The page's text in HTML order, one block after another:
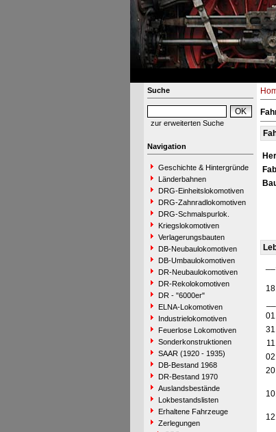
Suche
zur erweiterten Suche
Navigation
Geschichte & Hintergründe
Länderbahnen
DRG-Einheitslokomotiven
DRG-Zahnradlokomotiven
DRG-Schmalspurlok.
Kriegslokomotiven
Verlagerungsbauten
DB-Neubaulokomotiven
DB-Umbaulokomotiven
DR-Neubaulokomotiven
DR-Rekolokomotiven
DR - "6000er"
ELNA-Lokomotiven
Industrielokomotiven
Feuerlose Lokomotiven
Sonderkonstruktionen
SAAR (1920 - 1935)
DB-Bestand 1968
DR-Bestand 1970
Auslandsbestände
Lokbestandslisten
Erhaltene Fahrzeuge
Zerlegungen